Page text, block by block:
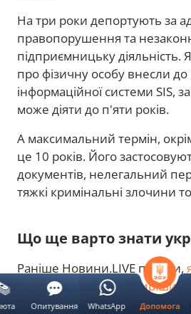
На три роки депортують за
правопорушення та
підприємницьку
про фізичну особу внесли
інформаційної системи SIS,
може діяти до п'яти років.
А максимальний термін,
це 10 років. Його
документів, нелегальний
тяжкі кримінальні злочини
Що ще варто знати
Раніше Новини.LIVE писали,
питання необхідно вирішити
перетину кордону. В пункті
Допомога
Опитування WhatsApp